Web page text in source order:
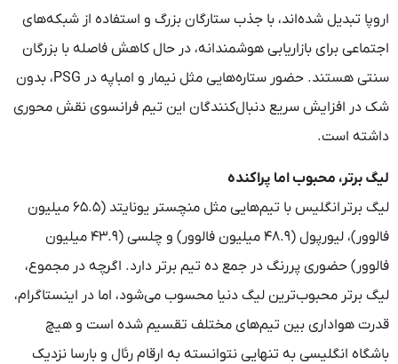
اروپا تبدیل شده‌اند، با جذب ستارگان بزرگ و استفاده از شبکه‌های
اجتماعی برای بازاریابی هوشمندانه، در حال کاهش فاصله با بزرگان
سنتی هستند. حضور ستاره‌هایی مثل نیمار و امباپه در PSG، بدون
شک در افزایش سریع دنبال‌کنندگان این تیم فرانسوی نقش محوری
داشته است.
لیگ برتر، محبوب اما پراکنده
لیگ برتر انگلیس با تیم‌هایی مثل منچستر یونایتد (۶۵.۵ میلیون
فالوور)، لیورپول (۴۸.۹ میلیون فالوور) و چلسی (۴۳.۹ میلیون
فالوور) حضوری پررنگ در جمع ده تیم برتر دارد. اگرچه در مجموع،
لیگ برتر محبوب‌ترین لیگ دنیا محسوب می‌شود، اما در اینستاگرام،
قدرت هواداری بین تیم‌های مختلف تقسیم شده است و هیچ
باشگاه انگلیسی به تنهایی نتوانسته به ارقام رئال و بارسا نزدیک